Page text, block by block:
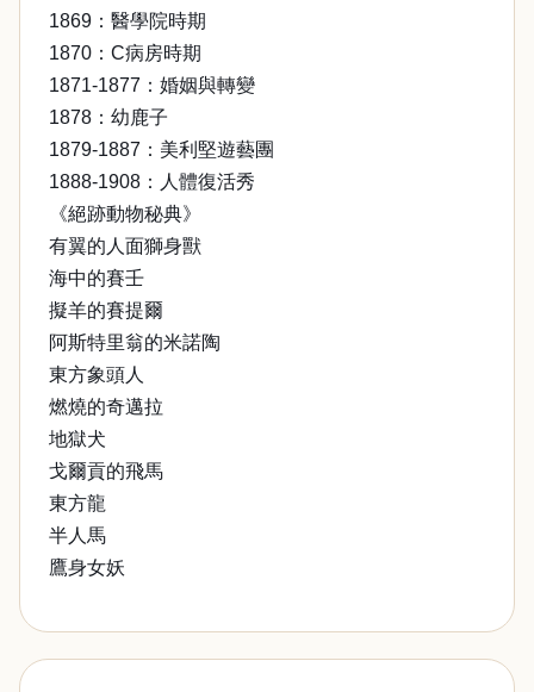
1869：醫學院時期
1870：C病房時期
1871-1877：婚姻與轉變
1878：幼鹿子
1879-1887：美利堅遊藝團
1888-1908：人體復活秀
《絕跡動物秘典》
有翼的人面獅身獸
海中的賽壬
擬羊的賽提爾
阿斯特里翁的米諾陶
東方象頭人
燃燒的奇邁拉
地獄犬
戈爾貢的飛馬
東方龍
半人馬
鷹身女妖